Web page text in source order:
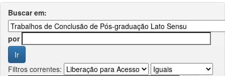
Buscar em:
por
Filtros correntes: